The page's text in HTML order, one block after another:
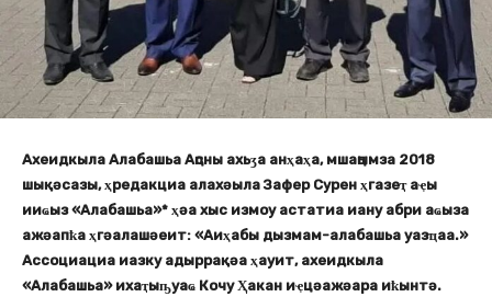
Ахеидкыла Алабашьа Аԥсны ахьӡа анҳаҳа, мшаԥымза 2018
шықәсазы, ҳредакциа алахәыла Зафер Сурен ҳгазеҭ аҿы
ииҩыз «Алабашьа»* ҳәа хыс измоу астатиа иану абри аҩыза
ажәапҟа ҳгәалашәеит: «Аиҳабы дызмам-алабашьа уазҵаа.»
Ассоциациа иазку адыррақәа ҳауит, ахеидкыла
«Алабашьа» ихаҭыҧуаҩ Кочу Ҳакан иҿцәажәара иҟынтә.